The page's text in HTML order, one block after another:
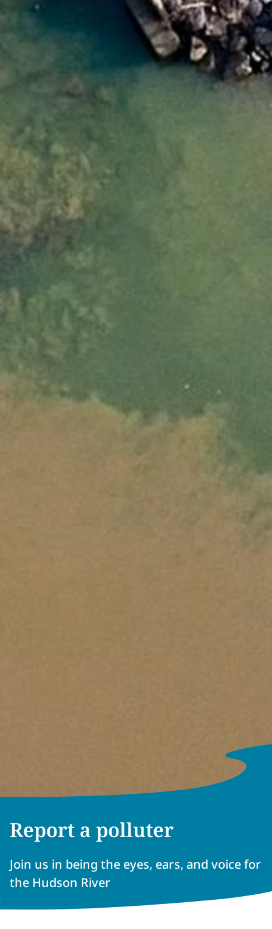
Report a polluter​​​​‌ ‍ ​‍​‍‌‍ ‌ ​‍‌‍‍‌‌‍‌ ‌‍‍‌‌‍ ‍​‍​‍​ ‍‍​‍​‍‌ ​ ‌‍​‌‌‍ ‍‌‍‍‌‌ ‌​‌ ‍‌​‍ ‍‌‍‍‌‌‍ ​‍​‍​‍ ​​‍​‍‌‍‍​‌ ​‍‌‍‌‌‌‍‌‍​‍​‍​ ‍‍​‍​‍‌‍‍​‌ ‌​‌ ‌​‌ ​​‌ ​ ​ ‍‍​‍ ​‍ ‌‍​ ‌‍ ‌‌ ​ ​‍ ‍‌‍ ‌‌‍​‌‌‍‍‌‌‍ ‍​‍ ‍​ ​‍​ ​​​ ​‍​ ‌​‌ ​‍‌‍‌‌‌‍‌​‌‍‌‌‌ ​ ‌‍‍‌‌‍‌ ‌‍ ‍​‍ ‍‌ ​‍‌‍‍‌‌ ‌‍‌‍‌‌‌ ​‍‌‍‍ ‌‍‌‌‌‍‌‌‌ ​​‌‍‌‌‌ ​‍​‍ ‍‌‍ ‌ ​‍‌‍‌ ​‍ ‌‍‍‌‌‍ ‍‌ ‌​‌‍‌‌‌‍ ‍‌ ‌​​‍ ‌‍‌‌‌‍‌​‌‍‍‌‌ ‌​​‍ ‌‍ ‌‌‍ ‌‍‌​‌‍‌‌​ ‌‌ ​​‌ ​‍‌‍‌‌‌ ​ ‌‍‌‌‌‍ ‍‌ ‌​‌‍​‌‌ ‌​‌‍‍‌‌‍ ‌‍ ‍​ ‍ ‌‍‍‌‌‍‌​​ ‌‌ ​‍‌‍‌‌‌ ​​‌‍ ‌ ​‍‌ ‌​‌​​‌‌‌​​‌‍ ‌‍ ​‌‍ ​‌ ‌‌‌ ‌​‌‍‌‌‌ ​‍​ ‍ ‌ ‌​‌ ‍‌‌ ​​‌‍‌‌​ ‌‌ ​​‌‍ ‌‍ ​‌‍ ​‌ ‌‌‌ ‌​‌‍‌‌‌ ​‍‌‌ ‌ ​​‌‍​‌‌‍‌ ‌‍‌‌​ ‍ ‌ ​​‌‍​‌‌ ‌​‌‍‍​​ ‌‌‍‍​‌‍‌‌‌ ​‍‌‍ ​‍ ‍‌‍‍​‌‍‌‌‌‍​‌‌‍‌​‌‍‍‌‌‍ ‍‌‍‌ ​ ‌‍​‍‌‍​‌‌ ​ ‌‍‌‌‌‌‌‌‌ ​‍‌‍ ​​ ‌‌‍‍​‌ ‌​‌ ‌​‌ ​​‌ ​ ​‍‌‌​ ​ ‌​​‌​‍‌‌​ ​‍‌​‌‍​‍‌‌​ ​‍‌​‌‍‌‍​ ‌‍ ‌‌ ​ ​‍ ‍‌‍ ‌‌‍​‌‌‍‍‌‌‍ ‍​‍ ‍​ ​‍​ ​​​ ​‍​ ‌​‌ ​‍‌‍‌‌‌‍‌​‌‍‌‌‌ ​ ‌‍‍‌‌‍‌ ‌‍ ‍​‍ ‍‌ ​‍‌‍‍‌‌ ‌‍‌‍‌‌‌ ​‍‌‍‍ ‌‍‌‌‌‍‌‌‌ ​​‌‍‌‌‌ ​‍​‍ ‍‌‍ ‌ ​‍‌‍‌ ​‍‌‍‌‍‍‌‌‍‌​​ ‌‌ ​‍‌‍‌‌‌ ​​‌‍ ‌ ​‍‌ ‌​‌​​‌‌‌​​‌‍ ‌‍ ​‌‍ ​‌ ‌‌‌ ‌​‌‍‌‌‌ ​‍​‍‌‍‌ ‌​‌ ‍‌‌ ​​‌‍‌‌​ ‌‌ ​​‌‍ ‌‍ ​‌‍ ​‌ ‌‌‌ ‌​‌‍‌‌‌ ​‍‌‌ ‌ ​​‌‍​‌‌‍‌ ‌‍‌‌​‍‌‍‌ ​​‌‍​‌‌ ‌​‌‍‍​​ ‌‌‍‍​‌‍‌‌‌ ​‍‌‍ ​‍ ‍‌‍‍​‌‍‌‌‌‍​‌‌‍‌​‌‍‍‌‌‍ ‍‌‍‌ ​‍‌‍‌ ​​‌‍‌‌‌ ​‍‌ ​ ‌ ​​‌‍‌‌‌‍​ ‌ ‌​‌‍‍‌‌ ‌‍‌‍‌‌​ ‌‌ ​​‌ ‌‌‌‍​‍‌‍ ​‌‍‍‌‌ ​ ‌‍‍​‌‍‌‌‌‍‌​​‍​‍‌ ‌
Join us in being the eyes, ears, and voice for
the Hudson River​​​​‌ ‍ ​‍​‍‌‍ ‌ ​‍‌‍‍‌‌‍‌ ‌‍‍‌‌‍ ‍​‍​‍​ ‍‍​‍​‍‌ ​ ‌‍​‌‌‍ ‍‌‍‍‌‌ ‌​‌ ‍‌​‍ ‍‌‍‍‌‌‍ ​‍​‍​‍ ​​‍​‍‌‍‍​‌ ​‍‌‍‌‌‌‍‌‍​‍​‍​ ‍‍​‍​‍‌‍‍​‌ ‌​‌ ‌​‌ ​​‌ ​ ​ ‍‍​‍ ​‍ ‌‍​ ‌‍ ‌‌ ​ ​‍ ‍‌‍ ‌‌‍​‌‌‍‍‌‌‍ ‍​‍ ‍​ ​‍​ ​​​ ​‍​ ‌​‌ ​‍‌‍‌‌‌‍‌​‌‍‌‌‌ ​ ‌‍‍‌‌‍‌ ‌‍ ‍​‍ ‍‌ ​‍‌‍‍‌‌ ‌‍‌‍‌‌‌ ​‍‌‍‍ ‌‍‌‌‌‍‌‌‌ ​​‌‍‌‌‌ ​‍​‍ ‍‌‍ ‌ ​‍‌‍‌ ​‍ ‌‍‍‌‌‍ ‍‌ ‌​‌‍‌‌‌‍ ‍‌ ‌​​‍ ‌‍‌‌‌‍‌​‌‍‍‌‌ ‌​​‍ ‌‍ ‌‌‍ ‌‍‌​‌‍‌‌​ ‌‌ ​​‌ ​‍‌‍‌‌‌ ​ ‌‍‌‌‌‍ ‍‌ ‌​‌‍​‌‌ ‌​‌‍‍‌‌‍ ‌‍ ‍​ ‍ ‌‍‍‌‌‍‌​​ ‌‌ ​‍‌‍‌‌‌ ​​‌‍ ‌ ​‍‌ ‌​‌​​‌‌‌​​‌‍ ‌‍ ​‌‍ ​‌ ‌‌‌ ‌​‌‍‌‌‌ ​‍​ ‍ ‌ ‌​‌ ‍‌‌ ​​‌‍‌‌​ ‌‌ ​​‌‍ ‌‍ ​‌‍ ​‌ ‌‌‌ ‌​‌‍‌‌‌ ​‍‌‌ ‌ ​​‌‍​‌‌‍‌ ‌‍‌‌​ ‍ ‌ ​​‌‍​‌‌ ‌​‌‍‍​​ ‌‌‍‍​‌‍‌‌‌ ​‍‌‍ ​‍ ‍‌‍‌​‌‍‌‌‌ ​ ‌‍​ ‌ ​‍‌‍‍‌‌ ​​‌ ‌​‌‍‍‌‌‍ ‌‍ ‍​ ‌‍​‍‌‍​‌‌ ​ ‌‍‌‌‌‌‌‌‌ ​‍‌‍ ​​ ‌‌‍‍​‌ ‌​‌ ‌​‌ ​​‌ ​ ​‍‌‌​ ​ ‌​​‌​‍‌‌​ ​‍‌​‌‍​‍‌‌​ ​‍‌​‌‍‌‍​ ‌‍ ‌‌ ​ ​‍ ‍‌‍ ‌‌‍​‌‌‍‍‌‌‍ ‍​‍ ‍​ ​‍​ ​​​ ​‍​ ‌​‌ ​‍‌‍‌‌‌‍‌​‌‍‌‌‌ ​ ‌‍‍‌‌‍‌ ‌‍ ‍​‍ ‍‌ ​‍‌‍‍‌‌ ‌‍‌‍‌‌‌ ​‍‌‍‍ ‌‍‌‌‌‍‌‌‌ ​​‌‍‌‌‌ ​‍​‍ ‍‌‍ ‌ ​‍‌‍‌ ​‍‌‍‌‍‍‌‌‍‌​​ ‌‌ ​‍‌‍‌‌‌ ​​‌‍ ‌ ​‍‌ ‌​‌​​‌‌‌​​‌‍ ‌‍ ​‌‍ ​‌ ‌‌‌ ‌​‌‍‌‌‌ ​‍​‍‌‍‌ ‌​‌ ‍‌‌ ​​‌‍‌‌​ ‌‌ ​​‌‍ ‌‍ ​‌‍ ​‌ ‌‌‌ ‌​‌‍‌‌‌ ​‍‌‌ ‌ ​​‌‍​‌‌‍‌ ‌‍‌‌​‍‌‍‌ ​​‌‍​‌‌ ‌​‌‍‍​​ ‌‌‍‍​‌‍‌‌‌ ​‍‌‍ ​‍ ‍‌‍‌​‌‍‌‌‌ ​ ‌‍​ ‌ ​‍‌‍‍‌‌ ​​‌ ‌​‌‍‍‌‌‍ ‌‍ ‍​‍‌‍‌ ​​‌‍‌‌‌ ​‍‌ ​ ‌ ​​‌‍‌‌‌‍​ ‌ ‌​‌‍‍‌‌ ‌‍‌‍‌‌​ ‌‌ ​​‌ ‌‌‌‍​‍‌‍ ​‌‍‍‌‌ ​ ‌‍‍​‌‍‌‌‌‍‌​​‍​‍‌ ‌